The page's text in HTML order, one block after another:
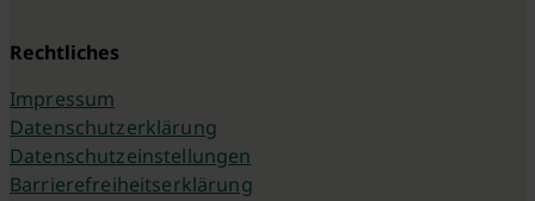
Rechtliches
Impressum
Datenschutzerklärung
Datenschutzeinstellungen
Barrierefreiheitserklärung